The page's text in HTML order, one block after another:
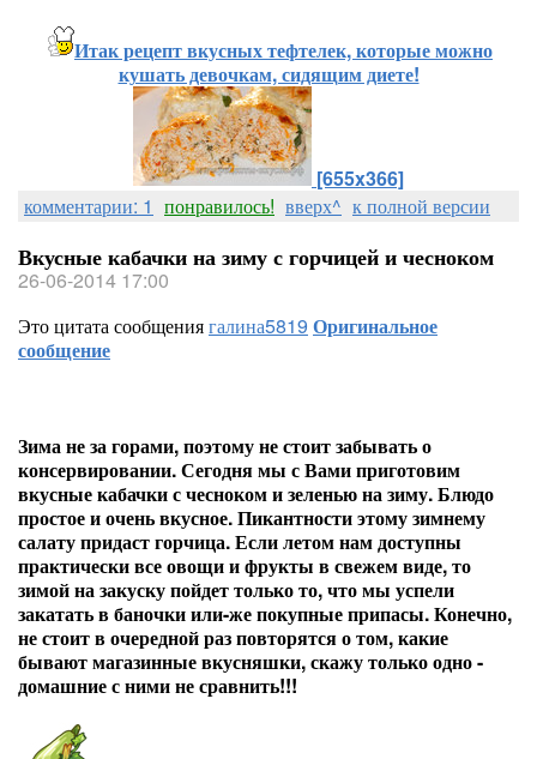
Итак рецепт вкусных тефтелек, которые можно
кушать девочкам, сидящим диете!
[655x366]
комментарии: 1 понравилось! вверх^ к полной версии
Вкусные кабачки на зиму с горчицей и чесноком
26-06-2014 17:00
Это цитата сообщениягалина5819 Оригинальное
сообщение
Зима не за горами, поэтому не стоит забывать о
консервировании. Сегодня мы с Вами приготовим
вкусные кабачки с чесноком и зеленью на зиму. Блюдо
простое и очень вкусное. Пикантности этому зимнему
салату придаст горчица. Если летом нам доступны
практически все овощи и фрукты в свежем виде, то
зимой на закуску пойдет только то, что мы успели
закатать в баночки или-же покупные припасы. Конечно,
не стоит в очередной раз повторятся о том, какие
бывают магазинные вкусняшки, скажу только одно -
домашние с ними не сравнить!!!